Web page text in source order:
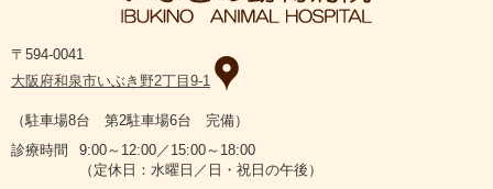
〒594-0041
大阪府和泉市いぶき野2丁目9-1
（駐車場8台 第2駐車場6台 完備）
診療時間
9:00～12:00／15:00～18:00
（定休日：水曜日／日・祝日の午後）